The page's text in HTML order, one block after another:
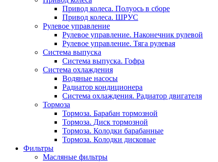
Привод колеса. Полуось в сборе
Привод колеса. ШРУС
Рулевое управление
Рулевое управление. Наконечник рулевой
Рулевое управление. Тяга рулевая
Система выпуска
Система выпуска. Гофра
Система охлаждения
Водяные насосы
Радиатор кондиционера
Система охлаждения. Радиатор двигателя
Тормоза
Тормоза. Барабан тормозной
Тормоза. Диск тормозной
Тормоза. Колодки барабанные
Тормоза. Колодки дисковые
Фильтры
Масляные фильтры